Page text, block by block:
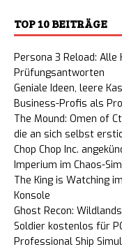
TOP 10 BEITRÄGE
Persona 3 Reload:
Prüfungsantworten
Geniale Ideen, leere
Business-Profis als
The Mound: Omen of
die an sich selbst
Chop Chop Inc.
Imperium im Chaos-
The King is Watching
Konsole
Ghost Recon:
Soldier kostenlos für
Professional Ship